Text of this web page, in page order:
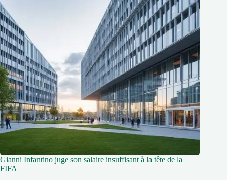
Gianni Infantino juge son salaire insuffisant à la tête de la
FIFA